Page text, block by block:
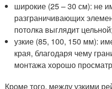
широкие (25 – 30 см): не
разграничивающих
потолка выглядит цельной;
узкие (85, 100, 150 мм):
края, благодаря чему
монтажа хорошо
Кроме того, между узкими